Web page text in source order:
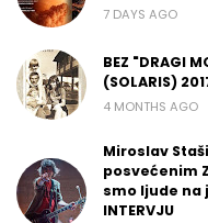
7 DAYS AGO
BEZ "DRAGI
(SOLARIS)
4 MONTHS AGO
Miroslav
posvećenim
smo ljude na
INTERVJU